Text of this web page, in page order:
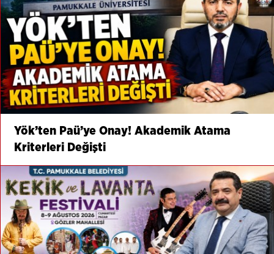
Yök’ten Paü’ye Onay! Akademik Atama
Kriterleri Değişti